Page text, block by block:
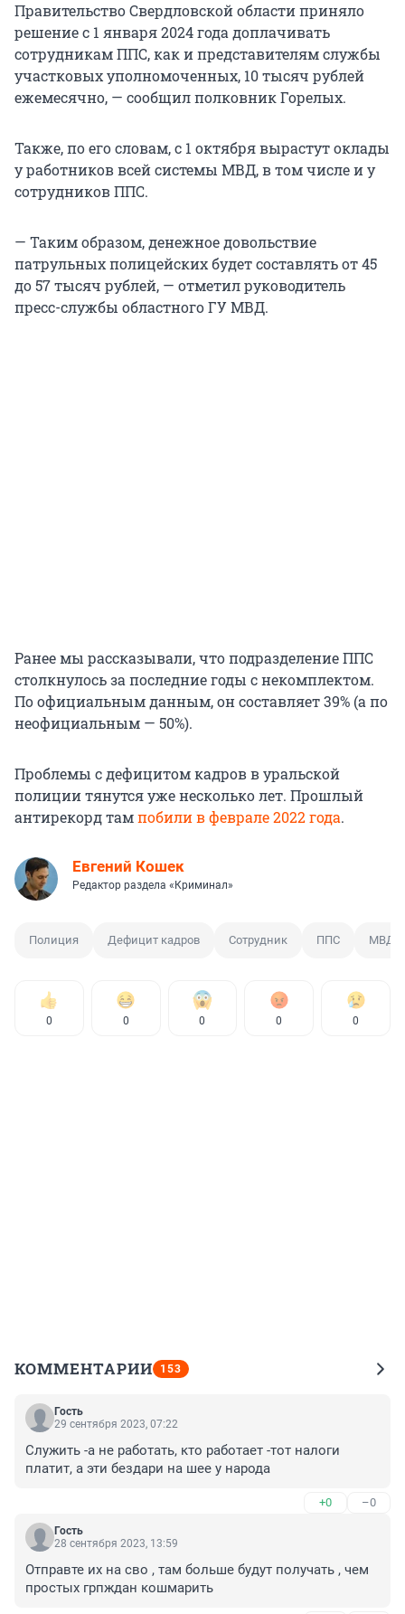
Правительство Свердловской области приняло
решение с 1 января 2024 года доплачивать
сотрудникам ППС, как и представителям службы
участковых уполномоченных, 10 тысяч рублей
ежемесячно, — сообщил полковник Горелых.
Также, по его словам, с 1 октября вырастут оклады
у работников всей системы МВД, в том числе и у
сотрудников ППС.
— Таким образом, денежное довольствие
патрульных полицейских будет составлять от 45
до 57 тысяч рублей, — отметил руководитель
пресс-службы областного ГУ МВД.
Ранее мы рассказывали, что подразделение ППС
столкнулось за последние годы с некомплектом.
По официальным данным, он составляет 39% (а по
неофициальным — 50%).
Проблемы с дефицитом кадров в уральской
полиции тянутся уже несколько лет. Прошлый
антирекорд тампобили в феврале 2022 года.
Евгений Кошек
Редактор раздела «Криминал»
Полиция Дефицит кадров Сотрудник ППС МВД
0 0 0 0 0
КОММЕНТАРИИ 153
Гость
29 сентября 2023, 07:22
Служить -а не работать, кто работает -тот налоги
платит, а эти бездари на шее у народа
+0 –0
Гость
28 сентября 2023, 13:59
Отправте их на сво , там больше будут получать , чем
простых грпждан кошмарить